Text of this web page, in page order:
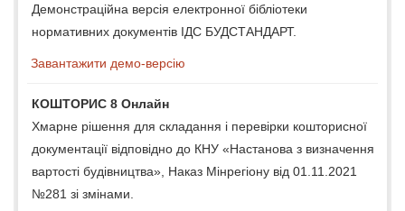
Демонстраційна версія електронної бібліотеки
нормативних документів ІДС БУДСТАНДАРТ.
Завантажити демо-версію
КОШТОРИС 8 Онлайн
Хмарне рішення для складання і перевірки кошторисної
документації відповідно до КНУ «Настанова з визначення
вартості будівництва», Наказ Мінрегіону від 01.11.2021
№281 зі змінами.